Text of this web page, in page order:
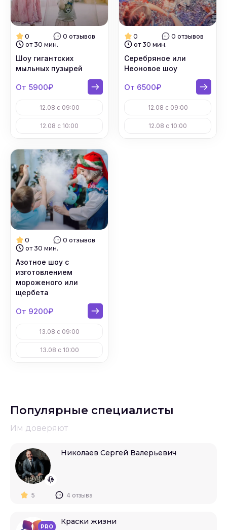
0
0 отзывов
от 30 мин.
Шоу гигантских
мыльных пузырей
От 5900₽
12.08 с 09:00
12.08 с 10:00
0
0 отзывов
от 30 мин.
Серебряное или
Неоновое шоу
От 6500₽
12.08 с 09:00
12.08 с 10:00
0
0 отзывов
от 30 мин.
Азотное шоу с
изготовлением
мороженого или
щербета
От 9200₽
13.08 с 09:00
13.08 с 10:00
Популярные специалисты
Им доверяют
Николаев Сергей Валерьевич
5 4 отзыва
PRO
Краски жизни